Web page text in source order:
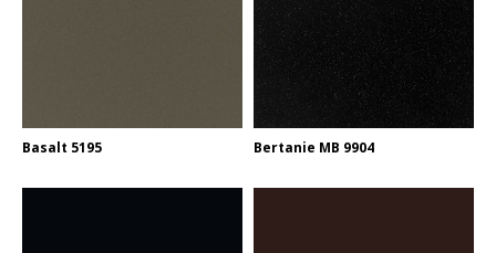
Basalt 5195 Bertanie MB 9904